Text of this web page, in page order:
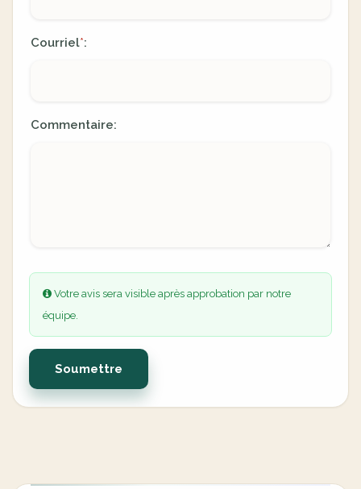
Courriel*:
Commentaire:
Votre avis sera visible après approbation par notre
équipe.
Soumettre